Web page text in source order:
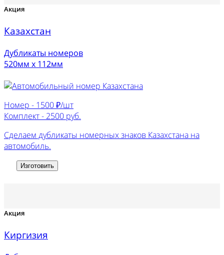
Акция
Казахстан
Дубликаты номеров
520мм х 112мм
Номер - 1500 ₽/шт
Комплект - 2500 руб.
Сделаем дубликаты номерных знаков Казахстана на
автомобиль.
Изготовить
Акция
Киргизия